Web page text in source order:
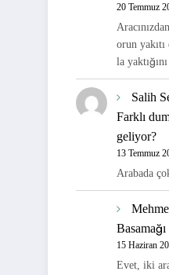
20 Temmuz
orun yakıtı
la
Salih
Farklı
geliyor?
13 Temmuz
Arabada
15 Haziran
Evet, iki